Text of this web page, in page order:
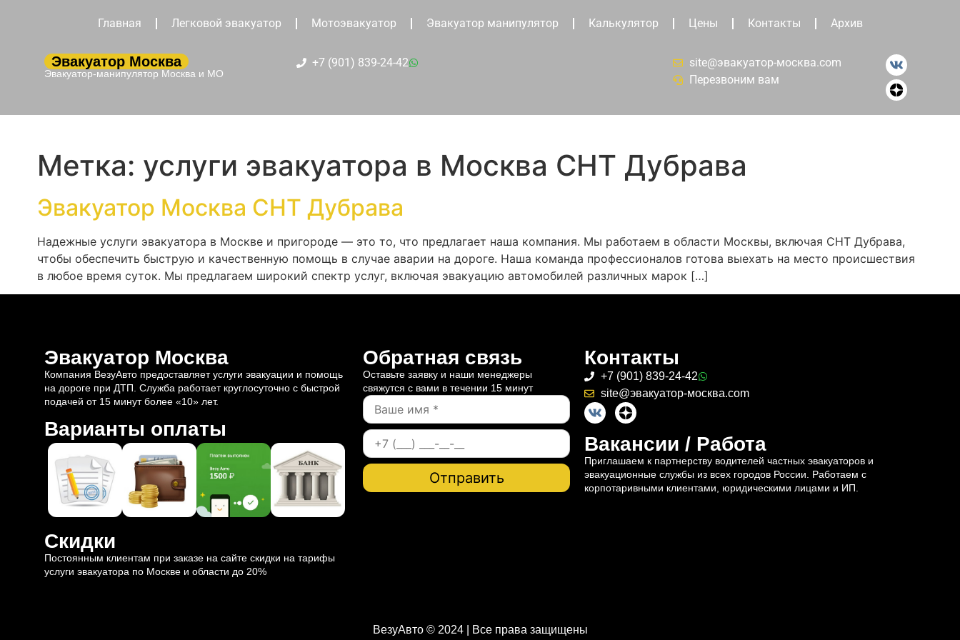
Главная Легковой эвакуатор Мотоэвакуатор Эвакуатор манипулятор Калькулятор Цены Контакты Архив
Эвакуатор Москва
Эвакуатор-манипулятор Москва и МО
+7 (901) 839-24-42
site@эвакуатор-москва.com
Перезвоним вам
Метка: услуги эвакуатора в Москва СНТ Дубрава
Эвакуатор Москва СНТ Дубрава
Надежные услуги эвакуатора в Москве и пригороде — это то, что предлагает наша компания. Мы работаем в области Москвы, включая СНТ Дубрава,
чтобы обеспечить быструю и качественную помощь в случае аварии на дороге. Наша команда профессионалов готова выехать на место происшествия
в любое время суток. Мы предлагаем широкий спектр услуг, включая эвакуацию автомобилей различных марок […]
Эвакуатор Москва
Компания ВезуАвто предоставляет услуги эвакуации и помощь
на дороге при ДТП. Служба работает круглосуточно с быстрой
подачей от 15 минут более «10» лет.
Варианты оплаты
Скидки
Постоянным клиентам при заказе на сайте скидки на тарифы
услуги эвакуатора по Москве и области до 20%
Обратная связь
Оставьте заявку и наши менеджеры
свяжутся с вами в течении 15 минут
Контакты
+7 (901) 839-24-42
site@эвакуатор-москва.com
Вакансии / Работа
Приглашаем к партнерству водителей частных эвакуаторов и
эвакуационные службы из всех городов России. Работаем с
корпотаривными клиентами, юридическими лицами и ИП.
ВезуАвто © 2024 | Все права защищены